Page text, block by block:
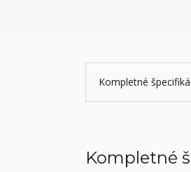
Kompletné
Kompletné